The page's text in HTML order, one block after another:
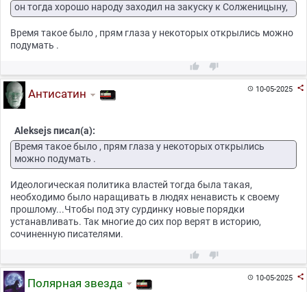
он тогда хорошо народу заходил на закуску к Солженицыну,
Время такое было , прям глаза у некоторых открылись можно
подумать .
 
10-05-2025 
Антисатин
Aleksejs писал(а):
Время такое было , прям глаза у некоторых открылись
можно подумать .
Идеологическая политика властей тогда была такая,
необходимо было наращивать в людях ненависть к своему
прошлому...Чтобы под эту сурдинку новые порядки
устанавливать. Так многие до сих пор верят в историю,
сочиненную писателями.
 
10-05-2025 
Полярная звезда